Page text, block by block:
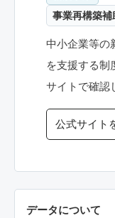
事業再構築
中小企業等の
を支援する制
サイトで確認
公式サイト
データについて